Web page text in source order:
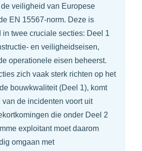
veiligheid van Europese
EN 15567-norm. Deze is
in twee cruciale secties: Deel 1
en veiligheidseisen,
operationele eisen beheerst.
zich vaak sterk richten op het
bouwkwaliteit (Deel 1), komt
van de incidenten voort uit
die onder Deel 2
exploitant moet daarom
omgaan met